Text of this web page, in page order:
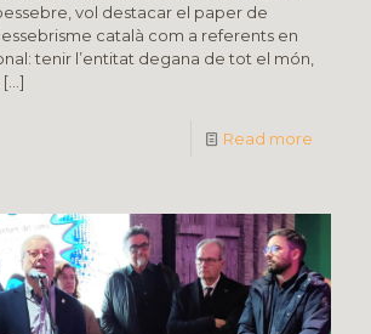
vol destacar el paper de
català com a referents en
tenir l’entitat degana de tot el món,
[…]
Read more